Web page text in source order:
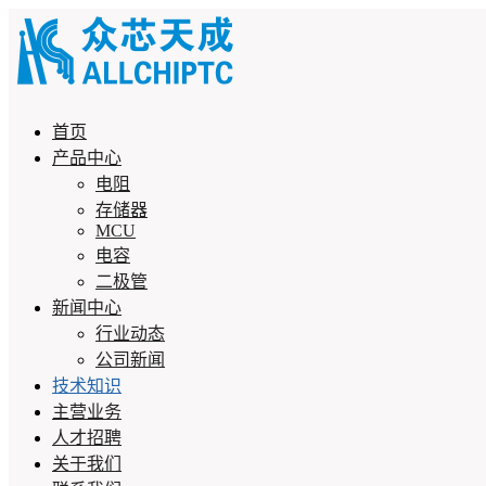
首页
产品中心
电阻
存储器
MCU
电容
二极管
新闻中心
行业动态
公司新闻
技术知识
主营业务
人才招聘
关于我们